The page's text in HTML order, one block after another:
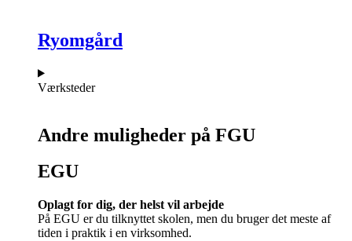
Ryomgård
Værksteder
Andre muligheder på FGU
EGU​
Oplagt for dig, der helst vil arbejde
På EGU er du tilknyttet skolen, men du bruger det meste af
tiden i praktik i en virksomhed.